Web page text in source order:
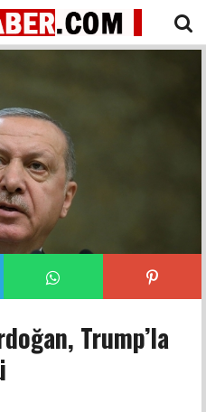
Trump’la